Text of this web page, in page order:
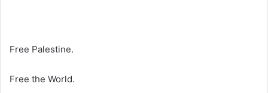
Free Palestine.
Free the World.